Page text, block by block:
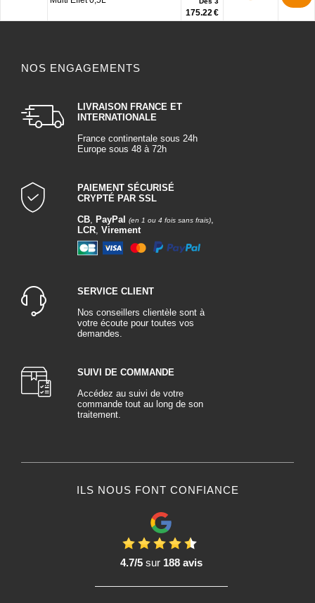
175.22 €
NOS ENGAGEMENTS
LIVRAISON FRANCE ET
INTERNATIONALE
France continentale sous 24h
Europe sous 48 à 72h
PAIEMENT SÉCURISÉ
CRYPTÉ PAR SSL
CB, PayPal (en 1 ou 4 fois sans frais),
LCR, Virement
SERVICE CLIENT
Nos conseillers clientèle sont à
votre écoute pour toutes vos
demandes.
SUIVI DE COMMANDE
Accédez au suivi de votre
commande tout au long de son
traitement.
ILS NOUS FONT CONFIANCE
4.7/5sur 188 avis